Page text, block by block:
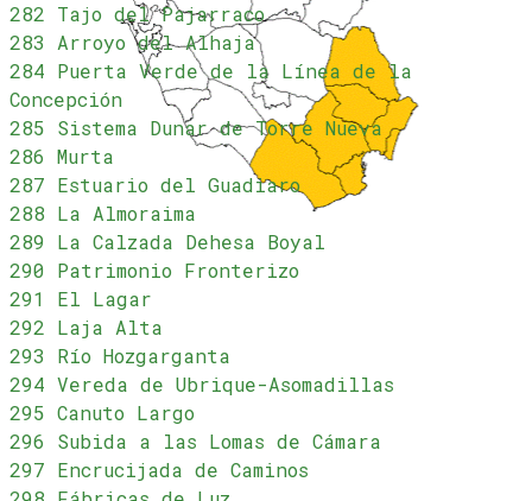
282 Tajo del Pajarraco
283 Arroyo del Alhaja
284 Puerta Verde de la Línea de la
Concepción
285 Sistema Dunar de Torre Nueva
286 Murta
287 Estuario del Guadiaro
288 La Almoraima
289 La Calzada Dehesa Boyal
290 Patrimonio Fronterizo
291 El Lagar
292 Laja Alta
293 Río Hozgarganta
294 Vereda de Ubrique-Asomadillas
295 Canuto Largo
296 Subida a las Lomas de Cámara
297 Encrucijada de Caminos